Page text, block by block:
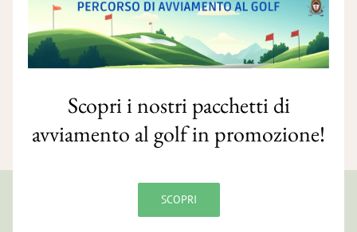
GOLF CLUB FAENZA
Scopri i nostri pacchetti di
avviamento al golf in promozione!
SCOPRI